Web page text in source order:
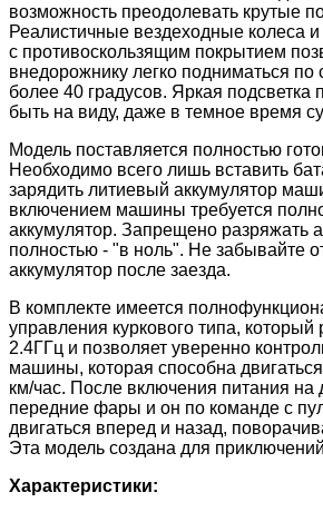
возможность преодолевать крутые
Реалистичные вездеходные колеса
с противоскользящим покрытием
внедорожнику легко подниматься по
более 40 градусов. Яркая подсветка
быть на виду, даже в темное время
Модель поставляется полностью
Необходимо всего лишь вставить
зарядить литиевый аккумулятор
включением машины требуется
аккумулятор. Запрещено разряжать
полностью - "в ноль". Не забывайте
аккумулятор после заезда.
В комплекте имеется
управления куркового типа, который
2.4ГГц и позволяет уверенно
машины, которая способна
км/час. После включения питания на
передние фары и он по команде с
двигаться вперед и назад,
Эта модель создана для
Характеристики: